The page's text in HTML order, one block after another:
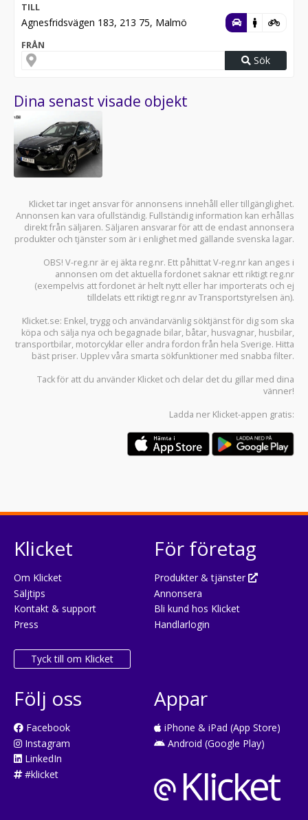
TILL
Agnesfridsvägen 183, 213 75, Malmö
FRÅN
Sök
Dina senast visade objekt
Klicket tar inget ansvar för annonsens innehåll eller tillgänglighet.
Annonsen kan vara ofullständig. Fullständig information kan erhållas
direkt från säljaren. Säljaren ansvarar för att de endast annonsera
produkter och tjänster som är i enlighet med gällande svenska lagar.
OBS! V-reg.nr är ej äkta reg.nr. Ett påhittat V-reg.nr kan anges i
annonsen om det aktuella fordonet saknar ett riktigt reg.nr
(exempelvis att fordonet är helt nytt eller har importerats och ej
tilldelats ett riktigt reg.nr av Transportstyrelsen än).
Klicket.se: Enkel, trygg och användarvänlig söktjänst för dig som ska
köpa och sälja nya och begagnade bilar, båtar, husvagnar, husbilar,
transportbilar, motorcyklar eller andra fordon från hela Sverige. Hitta
bäst priser. Upplev våra smarta sökfunktioner med snabba filter.
Tack för att du använder Klicket och delar det du gillar med dina
vänner!
Ladda ner Klicket-appen gratis:
Klicket
Om Klicket
Säljtips
Kontakt & support
Press
Tyck till om Klicket
För företag
Produkter & tjänster
Annonsera
Bli kund hos Klicket
Handlarlogin
Följ oss
Facebook
Instagram
LinkedIn
#klicket
Appar
iPhone & iPad (App Store)
Android (Google Play)